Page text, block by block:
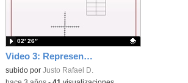
Video 3: Representación de funciones lineales
Contenido educativo.
subido por Justo Rafael D.
02′ 26″